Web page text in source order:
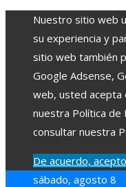
Nuestro sitio web
su experiencia y
sitio web también
Google Adsense,
web, usted acepta
nuestra Política de
consultar nuestra
De acuerdo,
sábado, agosto 8